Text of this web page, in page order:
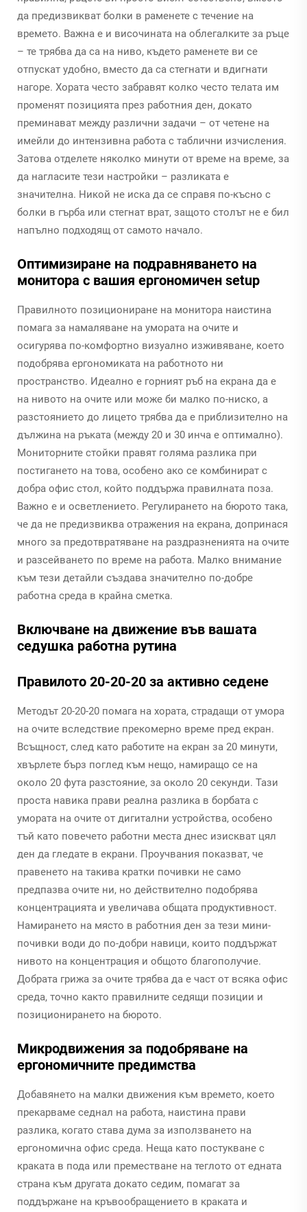
да предизвикват болки в раменете с течение на
времето. Важна е и височината на облегалките за ръце
– те трябва да са на ниво, където раменете ви се
отпускат удобно, вместо да са стегнати и вдигнати
нагоре. Хората често забравят колко често телата им
променят позицията през работния ден, докато
преминават между различни задачи – от четене на
имейли до интензивна работа с таблични изчисления.
Затова отделете няколко минути от време на време, за
да нагласите тези настройки – разликата е
значителна. Никой не иска да се справя по-късно с
болки в гърба или стегнат врат, защото столът не е бил
напълно подходящ от самото начало.
Оптимизиране на подравняването на
монитора с вашия ергономичен setup
Правилното позициониране на монитора наистина
помага за намаляване на умората на очите и
осигурява по-комфортно визуално изживяване, което
подобрява ергономиката на работното ни
пространство. Идеално е горният ръб на екрана да е
на нивото на очите или може би малко по-ниско, а
разстоянието до лицето трябва да е приблизително на
дължина на ръката (между 20 и 30 инча е оптимално).
Мониторните стойки правят голяма разлика при
постигането на това, особено ако се комбинират с
добра офис стол, който поддържа правилната поза.
Важно е и осветлението. Регулирането на бюрото така,
че да не предизвиква отражения на екрана, допринася
много за предотвратяване на раздразненията на очите
и разсейването по време на работа. Малко внимание
към тези детайли създава значително по-добре
работна среда в крайна сметка.
Включване на движение във вашата
седушка работна рутинa
Правилото 20-20-20 за активно седене
Методът 20-20-20 помага на хората, страдащи от умора
на очите вследствие прекомерно време пред екран.
Всъщност, след като работите на екран за 20 минути,
хвърлете бърз поглед към нещо, намиращо се на
около 20 фута разстояние, за около 20 секунди. Тази
проста навика прави реална разлика в борбата с
умората на очите от дигитални устройства, особено
тъй като повечето работни места днес изискват цял
ден да гледате в екрани. Проучвания показват, че
правенето на такива кратки почивки не само
предпазва очите ни, но действително подобрява
концентрацията и увеличава общата продуктивност.
Намирането на място в работния ден за тези мини-
почивки води до по-добри навици, които поддържат
нивото на концентрация и общото благополучие.
Добрата грижа за очите трябва да е част от всяка офис
среда, точно както правилните седящи позиции и
позиционирането на бюрото.
Микродвижения за подобряване на
ергономичните предимства
Добавянето на малки движения към времето, което
прекарваме седнал на работа, наистина прави
разлика, когато става дума за използването на
ергономична офис среда. Неща като постукване с
краката в пода или преместване на теглото от едната
страна към другата докато седим, помагат за
поддържане на кръвообращението в краката и